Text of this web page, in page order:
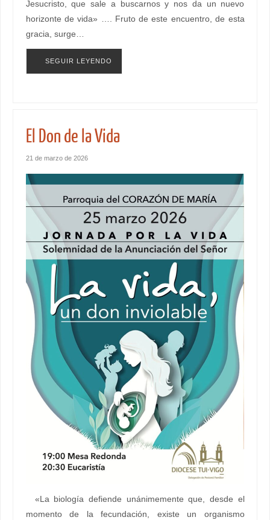
Jesucristo, que sale a buscarnos y nos da un nuevo
horizonte de vida» …. Fruto de este encuentro, de esta
gracia, surge…
SEGUIR LEYENDO
El Don de la Vida
21 de marzo de 2026
«La biología defiende unánimemente que, desde el
momento de la fecundación, existe un organismo